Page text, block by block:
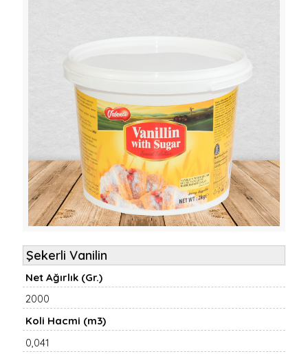
Şekerli Vanilin
Net Ağırlık (Gr.)
2000
Koli Hacmi (m3)
0,041